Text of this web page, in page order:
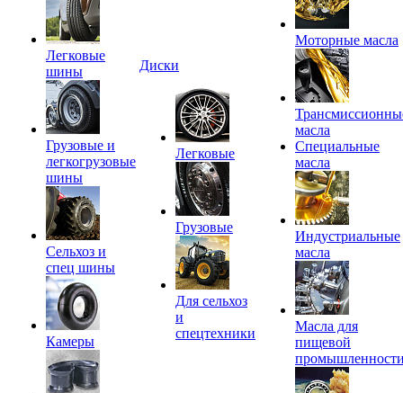
Легковые
шины
Грузовые и
легкогрузовые
шины
Сельхоз и
спец шины
Камеры
Диски
Легковые
Грузовые
Для сельхоз
и
спецтехники
Моторные масла
масла
Специальные
масла
Индустриальные
масла
Масла для
пищевой